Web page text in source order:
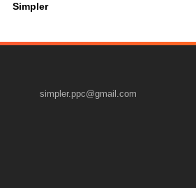
Simpler
simpler.ppc@gmail.com